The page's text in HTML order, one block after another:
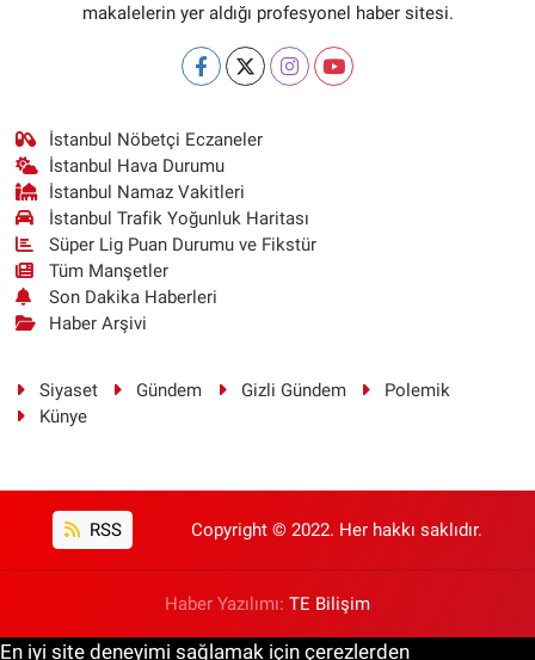
makalelerin yer aldığı profesyonel haber sitesi.
İstanbul Nöbetçi Eczaneler
İstanbul Hava Durumu
İstanbul Namaz Vakitleri
İstanbul Trafik Yoğunluk Haritası
Süper Lig Puan Durumu ve Fikstür
Tüm Manşetler
Son Dakika Haberleri
Haber Arşivi
Siyaset Gündem Gizli Gündem
Polemik
Künye
RSS Copyright © 2022. Her hakkı saklıdır.
Haber Yazılımı: TE Bilişim
En iyi site deneyimi sağlamak için çerezlerden